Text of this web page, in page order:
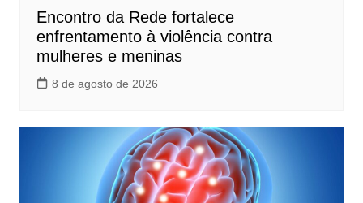
Encontro da Rede fortalece
enfrentamento à violência contra
mulheres e meninas
8 de agosto de 2026